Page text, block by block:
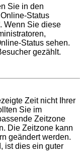
Sie in den
Status
Wenn Sie diese
Status sehen.
gezählt.
Zeit nicht Ihrer
Sie im
Zeitzone
Die Zeitzone kann
geändert werden.
ist dies ein guter